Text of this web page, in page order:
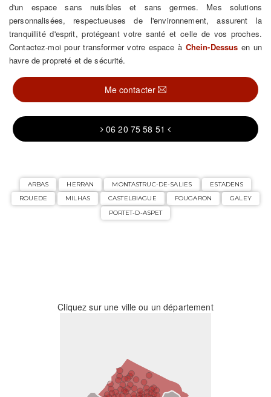
d'un espace sans nuisibles et sans germes. Mes solutions
personnalisées, respectueuses de l'environnement, assurent la
tranquillité d'esprit, protégeant votre santé et celle de vos proches.
Contactez-moi pour transformer votre espace à Chein-Dessus en un
havre de propreté et de sécurité.
Me contacter
06 20 75 58 51
ARBAS HERRAN MONTASTRUC-DE-SALIES
ESTADENS
ROUEDE
MILHAS CASTELBIAGUE FOUGARON
GALEY
PORTET-D-ASPET
Cliquez sur une ville ou un département